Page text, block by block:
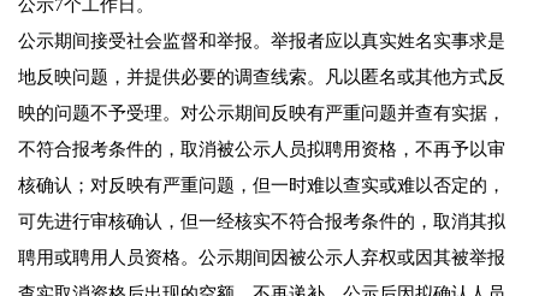
公示7个工作日。
公示期间接受社会监督和举报。举报者应以真实姓名实事求是
地反映问题，并提供必要的调查线索。凡以匿名或其他方式反
映的问题不予受理。对公示期间反映有严重问题并查有实据，
不符合报考条件的，取消被公示人员拟聘用资格，不再予以审
核确认；对反映有严重问题，但一时难以查实或难以否定的，
可先进行审核确认，但一经核实不符合报考条件的，取消其拟
聘用或聘用人员资格。公示期间因被公示人弃权或因其被举报